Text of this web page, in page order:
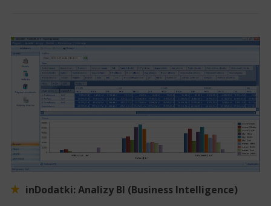
inDodatki: Analizy BI (Business Intelligence)